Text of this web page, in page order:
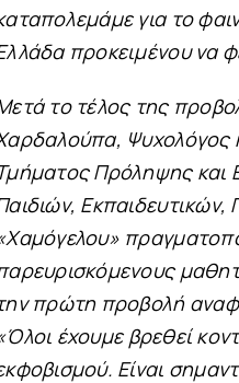
για το
προκειμένου να
το τέλος της
Ψυχολόγος
Πρόληψης και
πρώτη προβολή
έχουμε βρεθεί
Είναι